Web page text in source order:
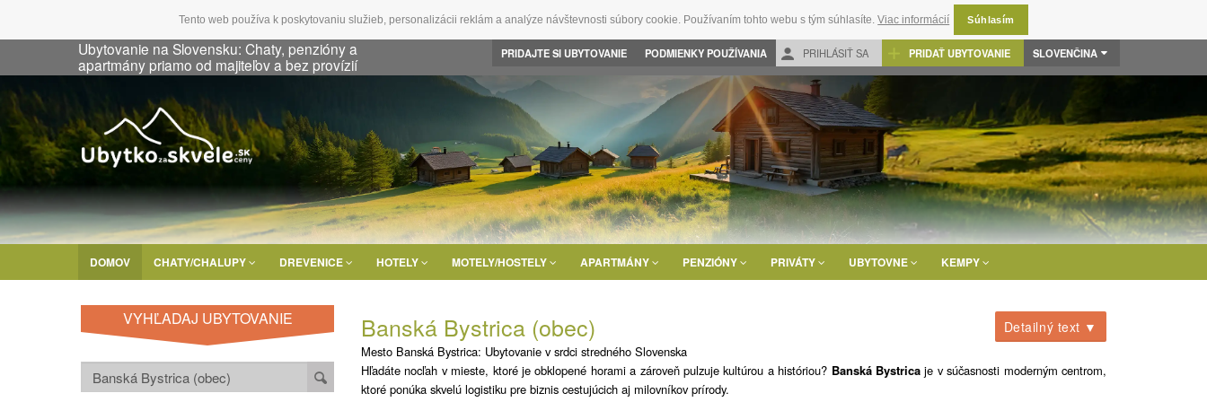
Tento web používa k poskytovaniu služieb, personalizácii reklám a analýze návštevnosti súbory cookie. Používaním tohto webu s tým súhlasíte.Viac informácií Súhlasím
Ubytovanie na Slovensku: Chaty, penzióny a
apartmány priamo od majiteľov a bez provízií
PRIDAJTE SI UBYTOVANIE PODMIENKY POUŽÍVANIA PRIHLÁSIŤ SA PRIDAŤ UBYTOVANIE SLOVENČINA
DOMOV CHATY/CHALUPY DREVENICE HOTELY MOTELY/HOSTELY APARTMÁNY PENZIÓNY PRIVÁTY UBYTOVNE KEMPY
VYHĽADAJ UBYTOVANIE Banská Bystrica (obec) Detailný text ▼
Mesto Banská Bystrica: Ubytovanie v srdci stredného Slovenska
Hľadáte nocľah v mieste, ktoré je obklopené horami a zároveň pulzuje kultúrou a históriou? Banská Bystrica je v súčasnosti moderným centrom,
ktoré ponúka skvelú logistiku pre biznis cestujúcich aj milovníkov prírody.